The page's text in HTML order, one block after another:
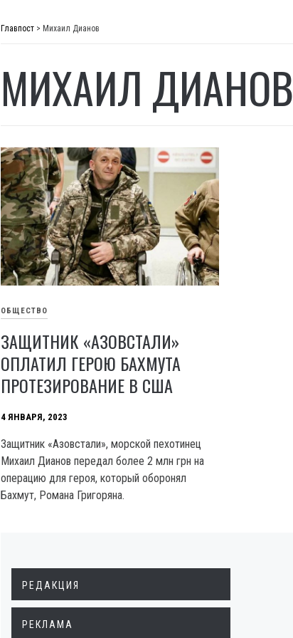
Главпост > Михаил Дианов
МИХАИЛ ДИАНОВ
ОБЩЕСТВО
ЗАЩИТНИК «АЗОВСТАЛИ»
ОПЛАТИЛ ГЕРОЮ БАХМУТА
ПРОТЕЗИРОВАНИЕ В США
4 ЯНВАРЯ, 2023
Защитник «Азовстали», морской пехотинец
Михаил Дианов передал более 2 млн грн на
операцию для героя, который оборонял
Бахмут, Романа Григоряна.
РЕДАКЦИЯ
РЕКЛАМА